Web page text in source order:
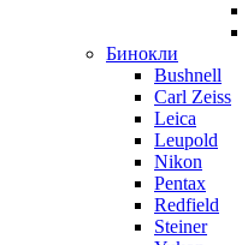
Бинокли
Bushnell
Carl Zeiss
Leica
Leupold
Nikon
Pentax
Redfield
Steiner